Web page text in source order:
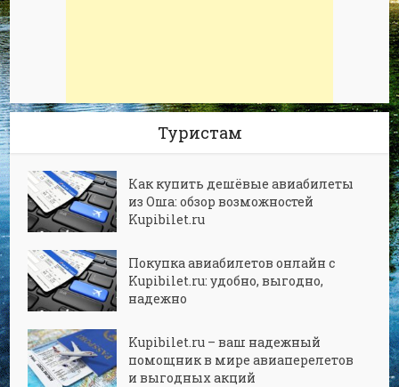
Туристам
Как купить дешёвые авиабилеты
из Оша: обзор возможностей
Kupibilet.ru
Покупка авиабилетов онлайн с
Kupibilet.ru: удобно, выгодно,
надежно
Kupibilet.ru – ваш надежный
помощник в мире авиаперелетов
и выгодных акций